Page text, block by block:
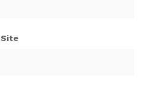
Site